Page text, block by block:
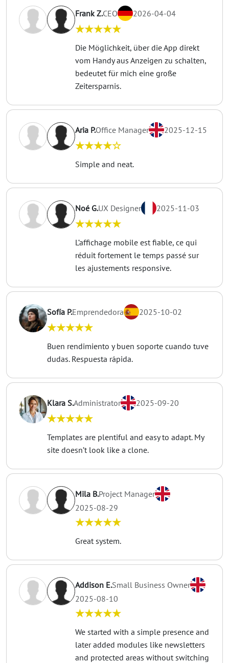
Frank Z.CEO 2026-04-04
★★★★★
Die Möglichkeit, über die App direkt
vom Handy aus Anzeigen zu schalten,
bedeutet für mich eine große
Zeitersparnis.
Aria P.Office Manager 2025-12-15
★★★★☆
Simple and neat.
Noé G.UX Designer 2025-11-03
★★★★★
L’affichage mobile est fiable, ce qui
réduit fortement le temps passé sur
les ajustements responsive.
Sofía P.Emprendedora 2025-10-02
★★★★★
Buen rendimiento y buen soporte cuando tuve
dudas. Respuesta rápida.
Klara S.Administrator 2025-09-20
★★★★★
Templates are plentiful and easy to adapt. My
site doesn’t look like a clone.
Mila B.Project Manager
2025-08-29
★★★★★
Great system.
Addison E.Small Business Owner
2025-08-10
★★★★★
We started with a simple presence and
later added modules like newsletters
and protected areas without switching